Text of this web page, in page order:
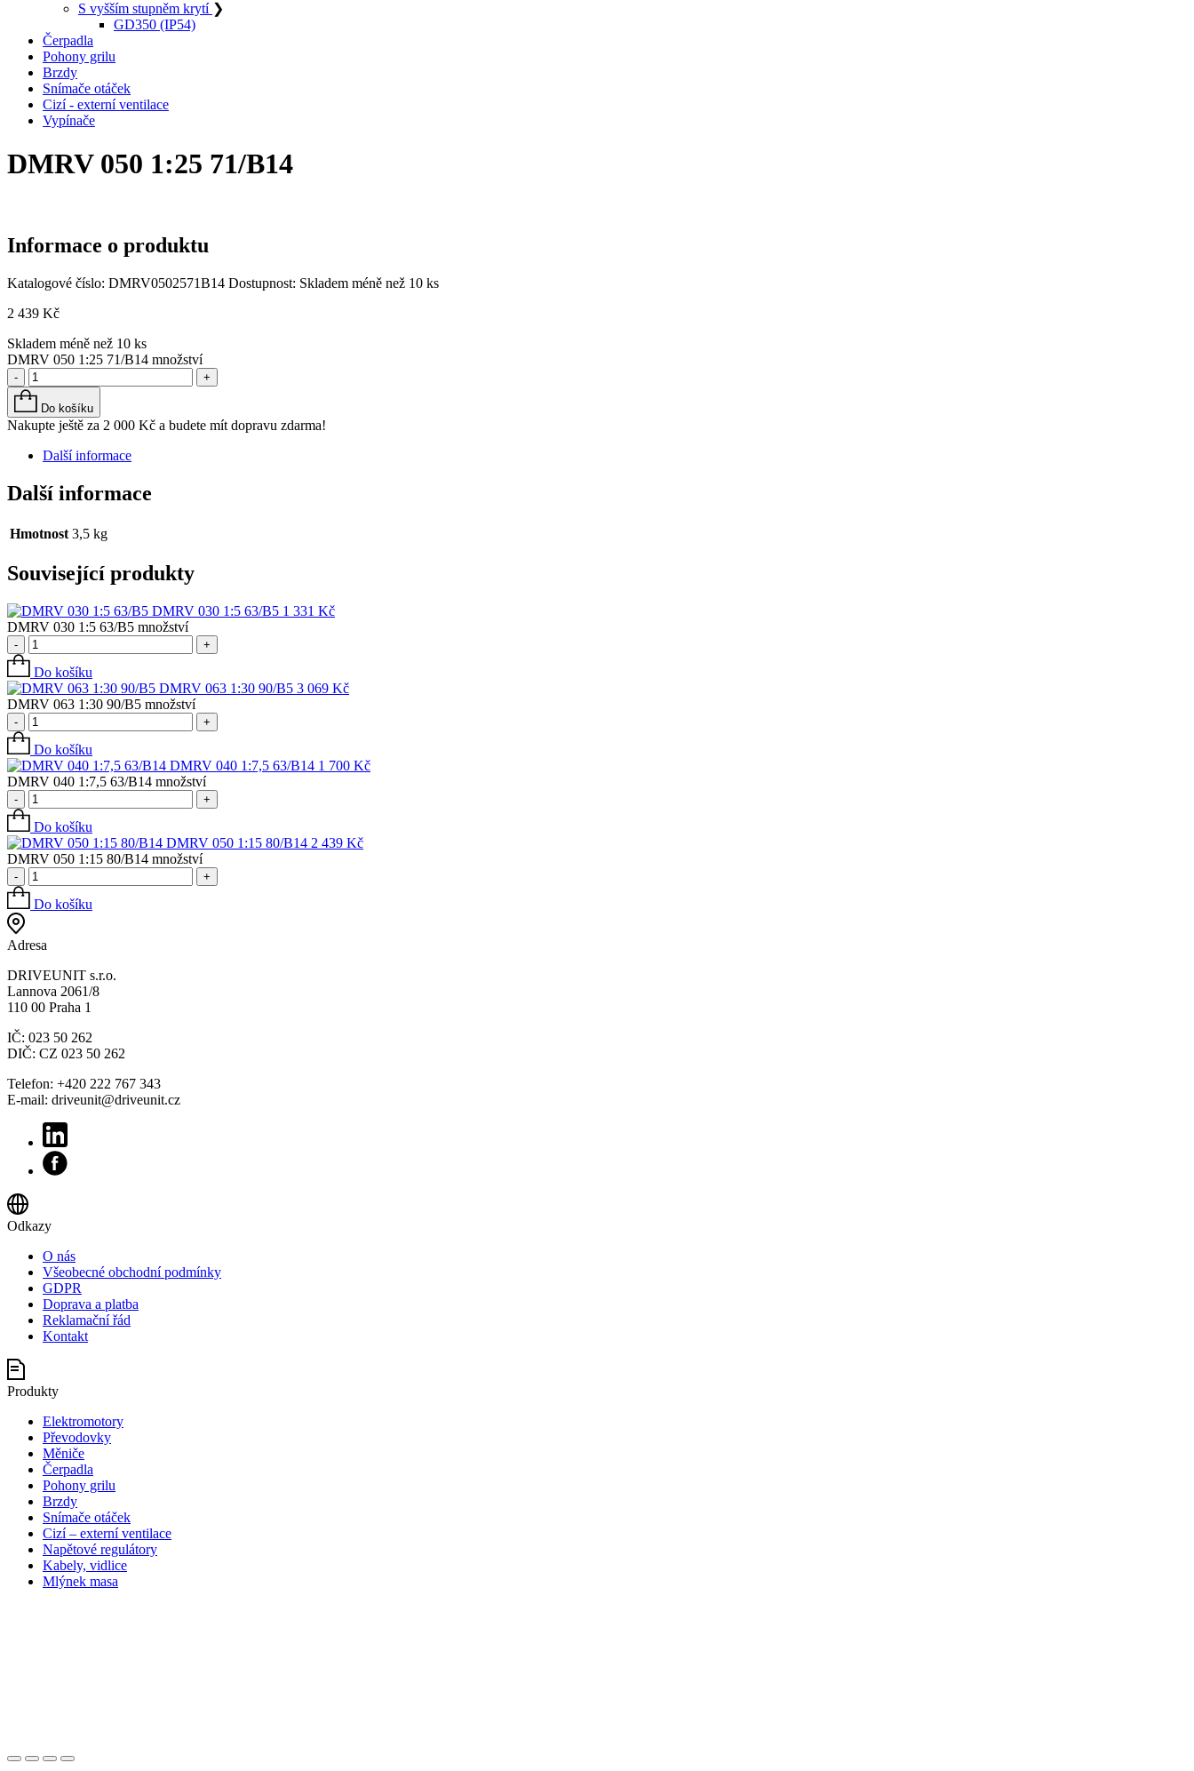
S vyšším stupněm krytí ❯
GD350 (IP54)
Čerpadla
Pohony grilu
Brzdy
Snímače otáček
Cizí - externí ventilace
Vypínače
DMRV 050 1:25 71/B14
Informace o produktu
Katalogové číslo: DMRV0502571B14 Dostupnost: Skladem méně než 10 ks
2 439 Kč
Skladem méně než 10 ks
DMRV 050 1:25 71/B14 množství
- +
Do košíku
Nakupte ještě za 2 000 Kč a budete mít dopravu zdarma!
Další informace
Další informace
Hmotnost 3,5 kg
Související produkty
DMRV 030 1:5 63/B5 1 331 Kč
DMRV 030 1:5 63/B5 množství
- +
Do košíku
DMRV 063 1:30 90/B5 3 069 Kč
DMRV 063 1:30 90/B5 množství
- +
Do košíku
DMRV 040 1:7,5 63/B14 1 700 Kč
DMRV 040 1:7,5 63/B14 množství
- +
Do košíku
DMRV 050 1:15 80/B14 2 439 Kč
DMRV 050 1:15 80/B14 množství
- +
Do košíku
Adresa
DRIVEUNIT s.r.o.
Lannova 2061/8
110 00 Praha 1
IČ: 023 50 262
DIČ: CZ 023 50 262
Telefon: +420 222 767 343
E-mail: driveunit@driveunit.cz
Odkazy
O nás
Všeobecné obchodní podmínky
GDPR
Doprava a platba
Reklamační řád
Kontakt
Produkty
Elektromotory
Převodovky
Měniče
Čerpadla
Pohony grilu
Brzdy
Snímače otáček
Cizí – externí ventilace
Napětové regulátory
Kabely, vidlice
Mlýnek masa